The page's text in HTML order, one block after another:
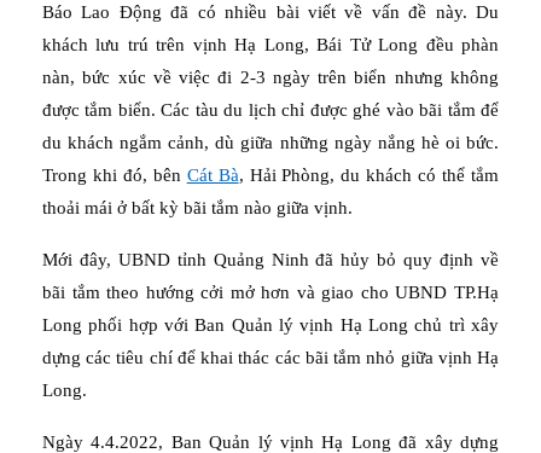
Báo Lao Động đã có nhiều bài viết về vấn đề này. Du
khách lưu trú trên vịnh Hạ Long, Bái Tử Long đều phàn
nàn, bức xúc về việc đi 2-3 ngày trên biển nhưng không
được tắm biển. Các tàu du lịch chỉ được ghé vào bãi tắm để
du khách ngắm cảnh, dù giữa những ngày nắng hè oi bức.
Trong khi đó, bên Cát Bà, Hải Phòng, du khách có thể tắm
thoải mái ở bất kỳ bãi tắm nào giữa vịnh.
Mới đây, UBND tỉnh Quảng Ninh đã hủy bỏ quy định về
bãi tắm theo hướng cởi mở hơn và giao cho UBND TP.Hạ
Long phối hợp với Ban Quản lý vịnh Hạ Long chủ trì xây
dựng các tiêu chí để khai thác các bãi tắm nhỏ giữa vịnh Hạ
Long.
Ngày 4.4.2022, Ban Quản lý vịnh Hạ Long đã xây dựng